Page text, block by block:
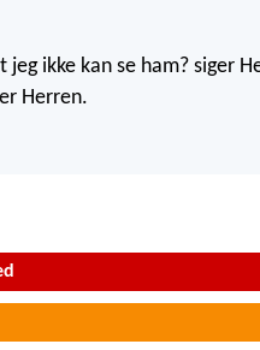
jeg ikke kan se ham? siger
Herren.